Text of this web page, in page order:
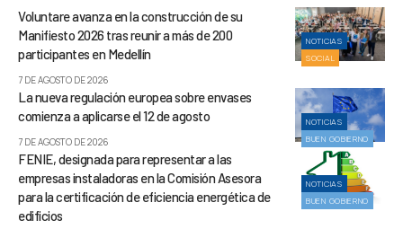
NOTICIAS
SOCIAL
Voluntare avanza en la construcción de su
Manifiesto 2026 tras reunir a más de 200
participantes en Medellín
7 DE AGOSTO DE 2026
NOTICIAS
BUEN GOBIERNO
La nueva regulación europea sobre envases
comienza a aplicarse el 12 de agosto
7 DE AGOSTO DE 2026
NOTICIAS
BUEN GOBIERNO
FENIE, designada para representar a las
empresas instaladoras en la Comisión Asesora
para la certificación de eficiencia energética de
edificios